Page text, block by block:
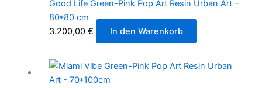
Good Life Green-Pink Pop Art Resin Urban Art –
80*80 cm
3.200,00 € In den Warenkorb